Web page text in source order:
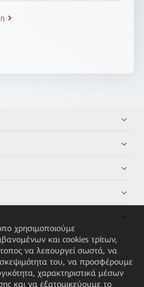
χρησιμοποιούμε
και cookies τρίτων,
να λειτουργεί σωστά, να
του, να προσφέρουμε
χαρακτηριστικά μέσων
και να εξατομικεύουμε το